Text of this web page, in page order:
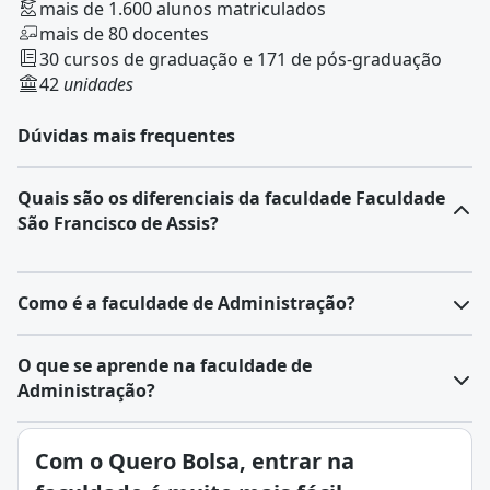
mais de 1.600 alunos matriculados
mais de 80 docentes
30 cursos de graduação e 171 de pós-graduação
42 unidades
Dúvidas mais frequentes
Quais são os diferenciais da faculdade Faculdade
São Francisco de Assis?
Como é a faculdade de Administração?
A Administraçãoé distribuída entre diferentes áreas,
com finalidades específicas e abordagens próprias.
Recursos Humanos
pessoas dentro da organização, abrangendo
O que se aprende na faculdade de
Administração?
Administração é a área que controla recursos
financeiros, materiais e humanos em empresas,
Com o Quero Bolsa, entrar na